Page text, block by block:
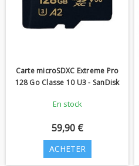
Carte microSDXC Extreme Pro
128 Go Classe 10 U3 - SanDisk
En stock
59,90 €
ACHETER